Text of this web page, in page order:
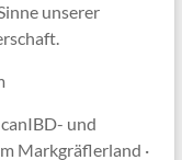
unserer
und
Markgräflerland ·